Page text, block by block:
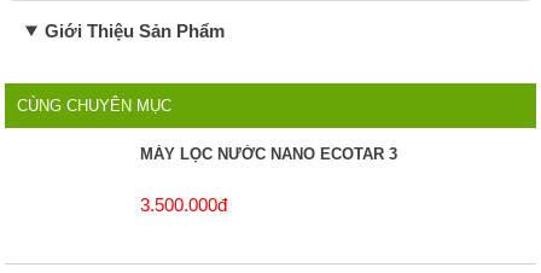
Giới Thiệu Sản Phẩm
CÙNG CHUYÊN MỤC
MÁY LỌC NƯỚC NANO ECOTAR 3
3.500.000đ